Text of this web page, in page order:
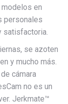
en
personales
satisfactoria.
se azoten
y mucho más.
cámara
no es un
Jerkmate™